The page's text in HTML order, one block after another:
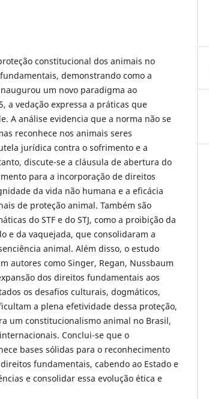
constitucional dos animais no
demonstrando como a
um novo paradigma ao
a vedação expressa a práticas que
A análise evidencia que a norma não se
reconhece nos animais seres
jurídica contra o sofrimento e a
discute-se a cláusula de abertura do
para a incorporação de direitos
da vida não humana e a eficácia
de proteção animal. Também são
do STF e do STJ, como a proibição da
e da vaquejada, que consolidaram a
animal. Além disso, o estudo
autores como Singer, Regan, Nussbaum
dos direitos fundamentais aos
os desafios culturais, dogmáticos,
a plena efetividade dessa proteção,
um constitucionalismo animal no Brasil,
Conclui-se que o
bases sólidas para o reconhecimento
fundamentais, cabendo ao Estado e
e consolidar essa evolução ética e